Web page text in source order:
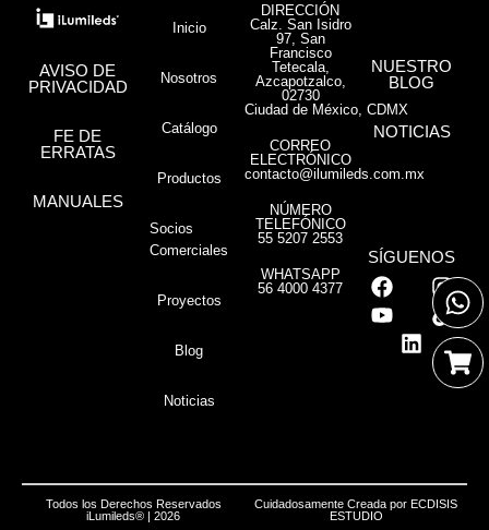
AVISO DE
PRIVACIDAD
FE DE
ERRATAS
MANUALES
Inicio
Nosotros
Catálogo
Productos
Socios
Comerciales
Proyectos
Blog
Noticias
DIRECCIÓN
Calz. San Isidro
97, San
Francisco
Tetecala,
Azcapotzalco,
02730
Ciudad de México, CDMX
CORREO
ELECTRÓNICO
contacto@ilumileds.com.mx
NÚMERO
TELEFÓNICO
55 5207 2553
WHATSAPP
56 4000 4377
NUESTRO
BLOG
NOTICIAS
SÍGUENOS
Todos los Derechos Reservados
iLumileds® | 2026
Cuidadosamente Creada por ECDISIS
ESTUDIO